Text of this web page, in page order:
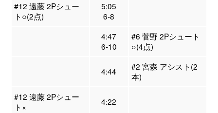
#12 遠藤 2Pシュー
ト○(2点)
5:05
6-8
4:47
6-10
#6 菅野 2Pシュート
○(4点)
4:44
#2 宮森 アシスト(2
本)
#12 遠藤 2Pシュー
ト×
4:22